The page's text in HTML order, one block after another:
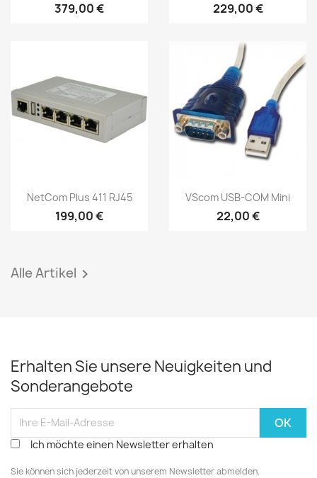
379,00 € 229,00 €
Vorschau
NetCom Plus 411 RJ45
199,00 €
Vorschau
VScom USB-COM Mini
22,00 €
Alle Artikel 
Erhalten Sie unsere Neuigkeiten und
Sonderangebote
Ich möchte einen Newsletter erhalten
Sie können sich jederzeit von unserem Newsletter abmelden.